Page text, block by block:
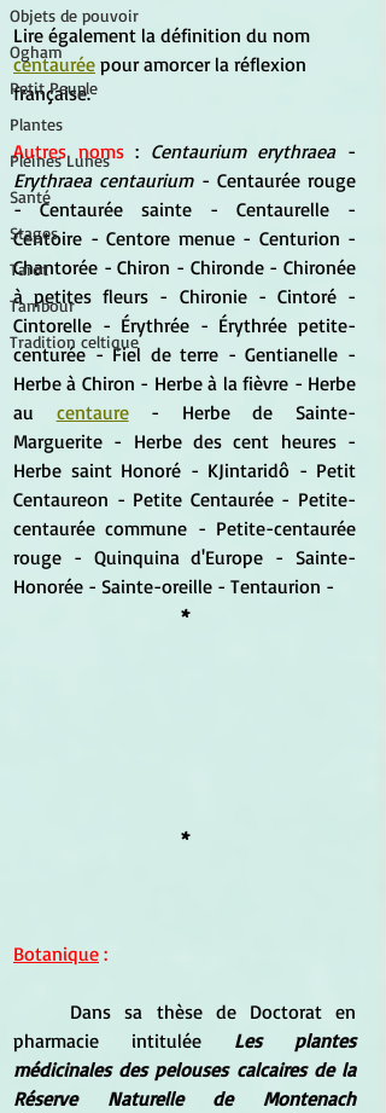
Objets de pouvoir
Ogham
Petit Peuple
Plantes
Pleines Lunes
Santé
Stages
Tarot
Tambour
Tradition celtique
Lire également la définition du nom
centaurée pour amorcer la réflexion
française.
Autres noms : Centaurium erythraea
Erythraea centaurium - Centaurée rouge
- Centaurée sainte - Centaurelle -
Centoire - Centore menue - Centurion -
Chantorée - Chiron - Chironde - Chironée
à petites fleurs - Chironie - Cintoré -
Cintorelle - Érythrée - Érythrée petite-
centurée - Fiel de terre - Gentianelle -
Herbe à Chiron - Herbe à la fièvre - Herbe
au centaure - Herbe de Sainte-
Marguerite - Herbe des cent heures -
Herbe saint Honoré - KJintaridô - Petit
Centaureon - Petite Centaurée - Petite-
centaurée commune - Petite-centaurée
rouge - Quinquina d'Europe - Sainte-
Honorée - Sainte-oreille - Tentaurion -
*
*
Botanique :
Dans sa thèse de Doctorat en
pharmacie intitulée
Les plantes
médicinales des pelouses calcaires de la
Réserve Naturelle de Montenach